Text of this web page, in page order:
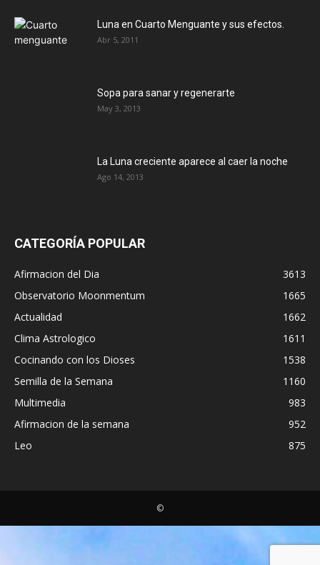
Luna en Cuarto Menguante y sus efectos.
Abr 5, 2011
Sopa para sanar y regenerarte
May 3, 2013
La Luna creciente aparece al caer la noche
Ago 14, 2013
CATEGORÍA POPULAR
Afirmacion del Dia
3613
Observatorio Moonmentum
1665
Actualidad
1662
Clima Astrologico
1611
Cocinando con los Dioses
1538
Semilla de la Semana
1160
Multimedia
983
Afirmacion de la semana
952
Leo
875
©